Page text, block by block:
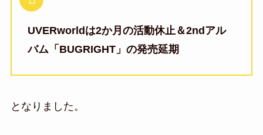
UVERworldは2か月の活動休止＆2ndアル
バム「BUGRIGHT」の発売延期
となりました。